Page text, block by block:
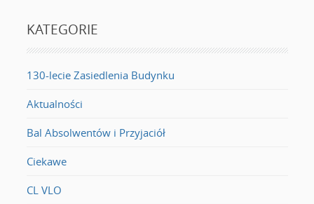
KATEGORIE
130-lecie Zasiedlenia Budynku
Aktualności
Bal Absolwentów i Przyjaciół
Ciekawe
CL VLO